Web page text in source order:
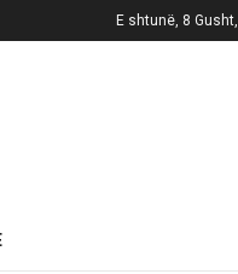
E shtunë, 8